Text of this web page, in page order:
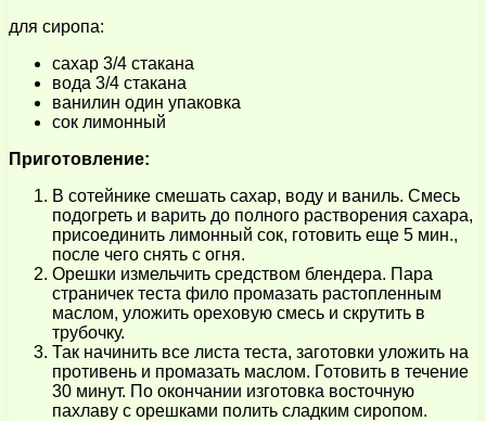
для сиропа:
сахар 3/4 стакана
вода 3/4 стакана
ванилин один упаковка
сок лимонный
Приготовление:
В сотейнике смешать сахар, воду и ваниль. Смесь
подогреть и варить до полного растворения сахара,
присоединить лимонный сок, готовить еще 5 мин.,
после чего снять с огня.
Орешки измельчить средством блендера. Пара
страничек теста фило промазать растопленным
маслом, уложить ореховую смесь и скрутить в
трубочку.
Так начинить все листа теста, заготовки уложить на
противень и промазать маслом. Готовить в течение
30 минут. По окончании изготовка восточную
пахлаву с орешками полить сладким сиропом.